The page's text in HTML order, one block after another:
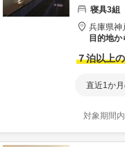
寝具3組
兵庫県神
目的地か
７泊以上
直近1か
対象期間